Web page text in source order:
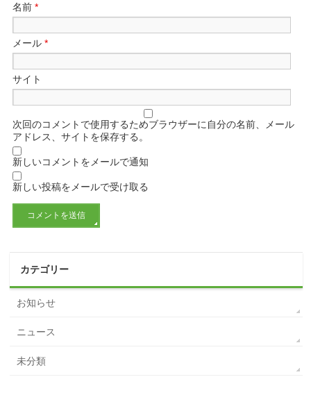
名前*
メール*
サイト
次回のコメントで使用するためブラウザーに自分の名前、メール
アドレス、サイトを保存する。
新しいコメントをメールで通知
新しい投稿をメールで受け取る
カテゴリー
お知らせ
ニュース
未分類